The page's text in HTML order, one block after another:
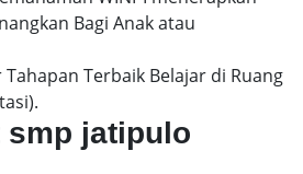
Bagi Anak atau
Tahapan Terbaik Belajar di Ruang
smp jatipulo